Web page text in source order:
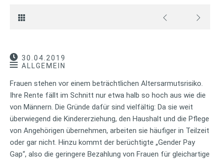
30.04.2019
ALLGEMEIN
Frauen stehen vor einem beträchtlichen Altersarmutsrisiko.
Ihre Rente fällt im Schnitt nur etwa halb so hoch aus wie die
von Männern. Die Gründe dafür sind vielfältig: Da sie weit
überwiegend die Kindererziehung, den Haushalt und die Pflege
von Angehörigen übernehmen, arbeiten sie häufiger in Teilzeit
oder gar nicht. Hinzu kommt der berüchtigte „Gender Pay
Gap“, also die geringere Bezahlung von Frauen für gleichartige